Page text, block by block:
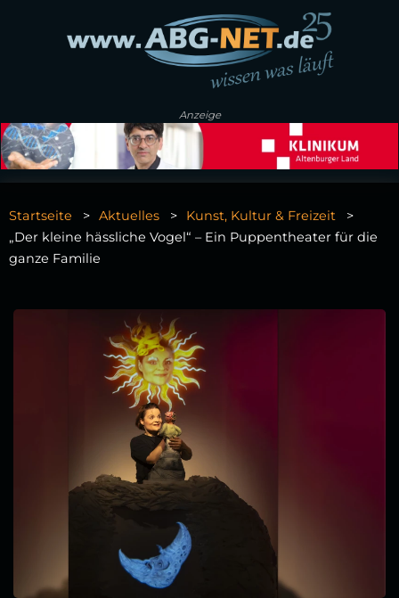
Anzeige
Startseite Aktuelles
Kunst, Kultur & Freizeit
„Der kleine hässliche Vogel“ – Ein Puppentheater für die
ganze Familie